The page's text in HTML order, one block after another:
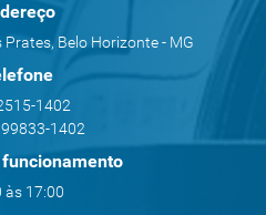
Prates, Belo Horizonte - MG
1402
1402
às 17:00